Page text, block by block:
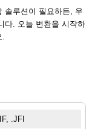
솔루션이 필요하든, 우
다. 오늘 변환을 시작하
.
.JFI